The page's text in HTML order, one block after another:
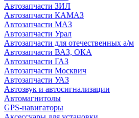
Автозапчасти ЗИЛ
Автозапчасти КАМАЗ
Автозапчасти МАЗ
Автозапчасти Урал
Автозапчасти для отечественных а/м
Автозапчасти ВАЗ, ОКА
Автозапчасти ГАЗ
Автозапчасти Москвич
Автозапчасти УАЗ
Автозвук и автосигнализации
Автомагнитолы
GPS-навигаторы